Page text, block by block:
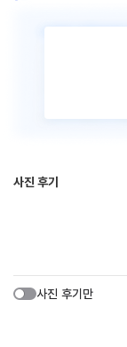
사진 후기
사진 후기만